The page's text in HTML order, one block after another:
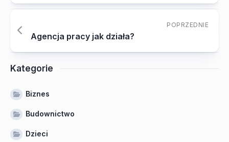
POPRZEDNIE
Agencja pracy jak działa?
Kategorie
Biznes
Budownictwo
Dzieci